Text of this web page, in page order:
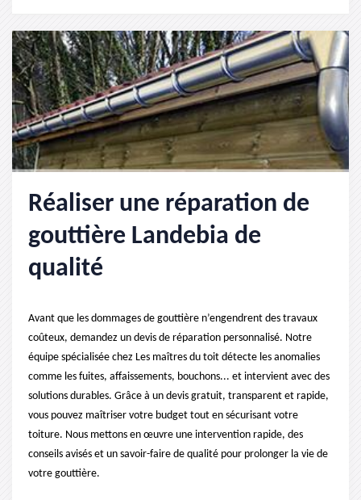
Réaliser une réparation de
gouttière Landebia de
qualité
Avant que les dommages de gouttière n’engendrent des travaux
coûteux, demandez un devis de réparation personnalisé. Notre
équipe spécialisée chez Les maîtres du toit détecte les anomalies
comme les fuites, affaissements, bouchons... et intervient avec des
solutions durables. Grâce à un devis gratuit, transparent et rapide,
vous pouvez maîtriser votre budget tout en sécurisant votre
toiture. Nous mettons en œuvre une intervention rapide, des
conseils avisés et un savoir-faire de qualité pour prolonger la vie de
votre gouttière.